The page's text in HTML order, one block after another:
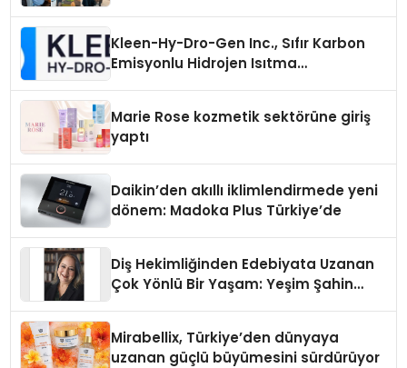
Kleen-Hy-Dro-Gen Inc., Sıfır Karbon
Emisyonlu Hidrojen Isıtma
Marie Rose kozmetik sektörüne giriş
yaptı
Daikin’den akıllı iklimlendirmede yeni
dönem: Madoka Plus Türkiye’de
Diş Hekimliğinden Edebiyata Uzanan
Çok Yönlü Bir Yaşam: Yeşim Şahin
Mirabellix, Türkiye’den dünyaya
uzanan güçlü büyümesini sürdürüyor